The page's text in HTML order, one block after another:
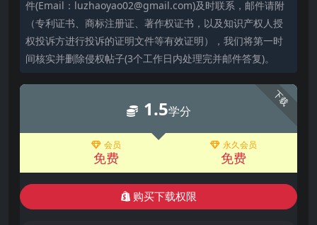
件(Email：luzhaoyao02@gmail.com)及时联系，邮件请附
（专利证书、商标注册证、著作权证书，以及知识产权人授
权投诉方进行投诉的证明文件等有效证明），我们将第一时
间核实并删除侵权帖子(3个工作日内处理完并邮件答复)。
下载
1.5学分
会员
免费
永久会员
免费
购买下载权限